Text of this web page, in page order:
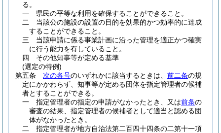
る。
一
県民の平等な利用を確保することができること。
二
当該公の施設の設置の目的を効果的かつ効率的に達成
することができること。
三
当該申請に係る事業計画に沿った管理を適正かつ確実
に行う能力を有していること。
四
その他知事等が定める基準
(選定の特例)
第五条
次の各号のいずれかに該当するときは、 前二条の規
定にかかわらず、知事等が定める団体を指定管理者の候補
者とすることができる。
一
指定管理者の指定の申請がなかったとき、又は前条の
審査の結果、指定管理者の候補者として適当と認める団
体がなかったとき。
二
指定管理者が地方自治法第二百四十四条の二第十一項